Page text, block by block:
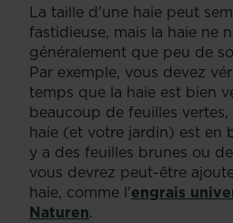
La taille d'une haie peut
fastidieuse, mais la haie ne
généralement que peu de
Par exemple, vous devez
temps que la haie est bien
beaucoup de feuilles
haie (et votre jardin) est en
y a des feuilles brunes ou
vous devrez peut-être
haie, comme l'engrais
Naturen.